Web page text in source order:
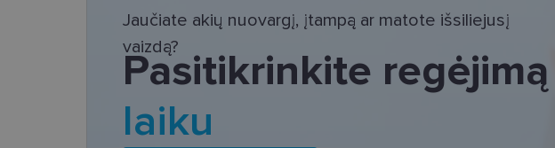
Jaučiate akių nuovargį, įtampą ar matote išsiliejusį
vaizdą?
Pasitikrinkite regėjimą
laiku
Šie slapukai yra būtini, kad galėtumėte naršyti
tačiau neatskleidžia Jūsų tapatybės, taip pat nerenka
saugomi Jūsų įrenginyje, kol slapukai atlieka savo
Šie būtinieji slapukai nustatomi automatiškai.
Teikėjas